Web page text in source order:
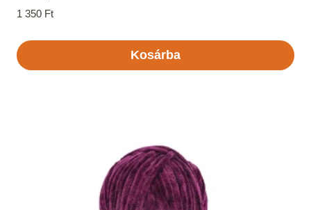
1 350 Ft
Kosárba